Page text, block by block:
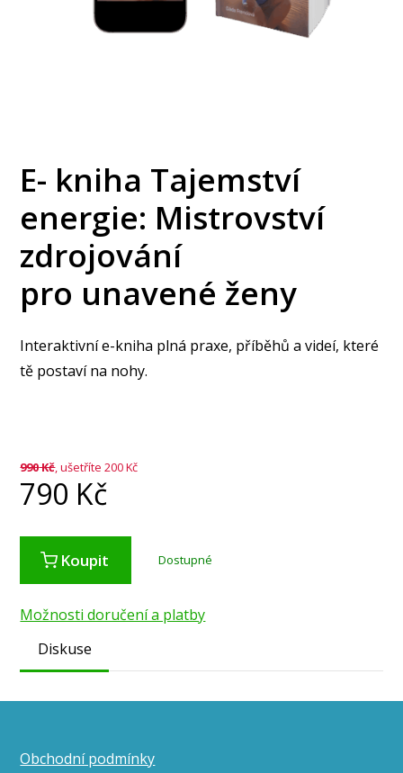
E- kniha Tajemství
energie: Mistrovství
zdrojování
pro unavené ženy
Interaktivní e-kniha plná praxe, příběhů a videí, které
tě postaví na nohy.
990Kč, ušetříte 200 Kč
790 Kč
Koupit Dostupné
Možnosti doručení a platby
Diskuse
Obchodní podmínky